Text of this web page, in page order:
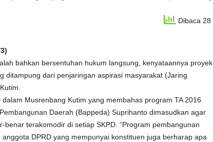
Dibaca 28
bahkan bersentuhan hukum langsung, kenyataannya proyek
ditampung dari penjaringan aspirasi masyarakat (Jaring
Musrenbang Kutim yang membahas program TA 2016
Daerah (Bappeda) Suprihanto dimasudkan agar
benar terakomodir di setiap SKPD. “Program pembangunan
DPRD yang mempunyai konstituen juga berharap apa